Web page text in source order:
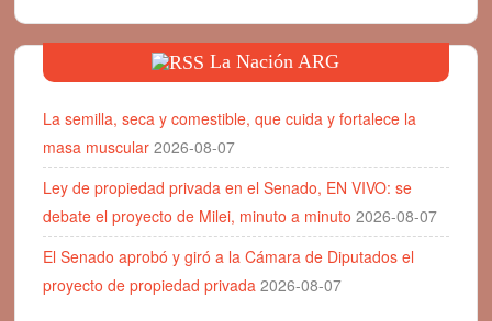
La Nación ARG
La semilla, seca y comestible, que cuida y fortalece la
masa muscular 2026-08-07
Ley de propiedad privada en el Senado, EN VIVO: se
debate el proyecto de Milei, minuto a minuto 2026-08-07
El Senado aprobó y giró a la Cámara de Diputados el
proyecto de propiedad privada 2026-08-07